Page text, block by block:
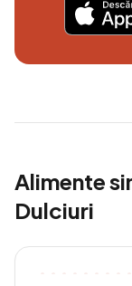
Alimente
Dulciuri